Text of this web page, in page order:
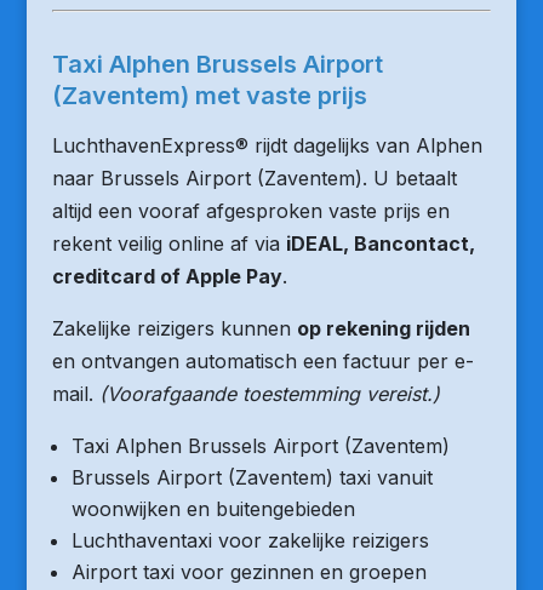
Taxi Alphen Brussels Airport
(Zaventem) met vaste prijs
LuchthavenExpress® rijdt dagelijks van Alphen
naar Brussels Airport (Zaventem). U betaalt
altijd een vooraf afgesproken vaste prijs en
rekent veilig online af via iDEAL, Bancontact,
creditcard of Apple Pay.
Zakelijke reizigers kunnen op rekening rijden
en ontvangen automatisch een factuur per e-
mail. (Voorafgaande toestemming vereist.)
Taxi Alphen Brussels Airport (Zaventem)
Brussels Airport (Zaventem) taxi vanuit
woonwijken en buitengebieden
Luchthaventaxi voor zakelijke reizigers
Airport taxi voor gezinnen en groepen